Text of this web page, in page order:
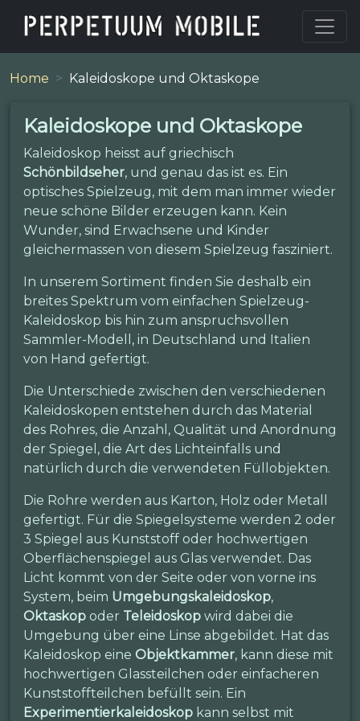
Home Kaleidoskope und Oktaskope
Kaleidoskope und Oktaskope
Kaleidoskop heisst auf griechisch
Schönbildseher, und genau das ist es. Ein
optisches Spielzeug, mit dem man immer wieder
neue schöne Bilder erzeugen kann. Kein
Wunder, sind Erwachsene und Kinder
gleichermassen von diesem Spielzeug fasziniert.
In unserem Sortiment finden Sie deshalb ein
breites Spektrum vom einfachen Spielzeug-
Kaleidoskop bis hin zum anspruchsvollen
Sammler-Modell, in Deutschland und Italien
von Hand gefertigt.
Die Unterschiede zwischen den verschiedenen
Kaleidoskopen entstehen durch das Material
des Rohres, die Anzahl, Qualität und Anordnung
der Spiegel, die Art des Lichteinfalls und
natürlich durch die verwendeten Füllobjekten.
Die Rohre werden aus Karton, Holz oder Metall
gefertigt. Für die Spiegelsysteme werden 2 oder
3 Spiegel aus Kunststoff oder hochwertigen
Oberflächenspiegel aus Glas verwendet. Das
Licht kommt von der Seite oder von vorne ins
System, beim Umgebungskaleidoskop,
Oktaskop oder Teleidoskop wird dabei die
Umgebung über eine Linse abgebildet. Hat das
Kaleidoskop eine Objektkammer, kann diese mit
hochwertigen Glassteilchen oder einfacheren
Kunststoffteilchen befüllt sein. Ein
Experimentierkaleidoskop kann selbst mit